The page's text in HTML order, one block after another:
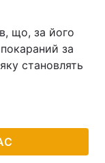
що, за його
за
становлять